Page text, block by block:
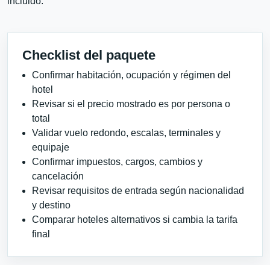
Checklist del paquete
Confirmar habitación, ocupación y régimen del
hotel
Revisar si el precio mostrado es por persona o
total
Validar vuelo redondo, escalas, terminales y
equipaje
Confirmar impuestos, cargos, cambios y
cancelación
Revisar requisitos de entrada según nacionalidad
y destino
Comparar hoteles alternativos si cambia la tarifa
final